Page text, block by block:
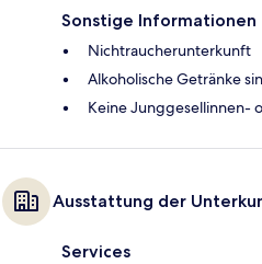
Sonstige Informationen
Nichtraucherunterkunft
Alkoholische Getränke
Keine Junggesellinnen-
Ausstattung der
Services